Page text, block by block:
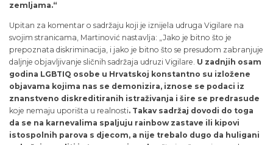
zemljama.“
Upitan za komentar o sadržaju koji je iznijela udruga Vigilare na
svojim stranicama, Martinović nastavlja: „Jako je bitno što je
prepoznata diskriminacija, i jako je bitno što se presudom zabranjuje
daljnje objavljivanje sličnih sadržaja udruzi Vigilare. U zadnjih osam
godina LGBTIQ osobe u Hrvatskoj konstantno su izložene
objavama kojima nas se demonizira, iznose se podaci iz
znanstveno diskreditiranih istraživanja i šire se predrasude
koje nemaju uporišta u realnosti. Takav sadržaj dovodi do toga
da se na karnevalima spaljuju rainbow zastave ili kipovi
istospolnih parova s djecom, a nije trebalo dugo da huligani